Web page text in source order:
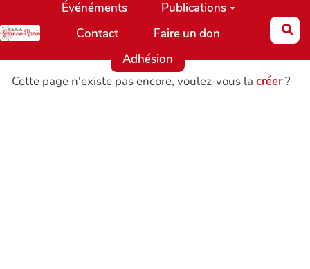
Aller au contenu principal
Événéments
Publications
Contact
Faire un don
Adhésion
Cette page n'existe pas encore, voulez-vous la créer?